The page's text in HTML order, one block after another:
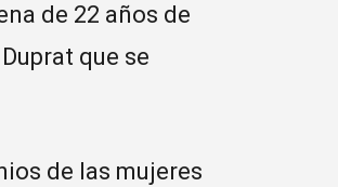
de 22 años de
que se
de las mujeres